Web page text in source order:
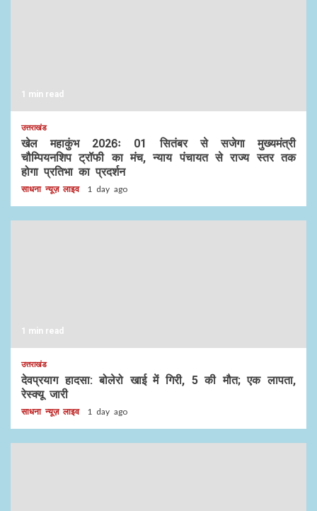
1 min read
उत्तराखंड
खेल महाकुंभ 2026ः 01 सितंबर से सजेगा मुख्यमंत्री
चौम्पियनशिप ट्रॉफी का मंच, न्याय पंचायत से राज्य स्तर तक
होगा प्रतिभा का प्रदर्शन
साधना न्यूज़ लाइव 1 day ago
1 min read
उत्तराखंड
देवप्रयाग हादसा: बोलेरो खाई में गिरी, 5 की मौत; एक लापता,
रेस्क्यू जारी
साधना न्यूज़ लाइव 1 day ago